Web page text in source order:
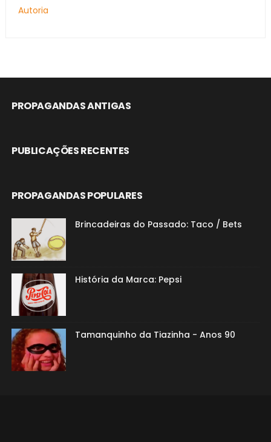
Autoria
PROPAGANDAS ANTIGAS
PUBLICAÇÕES RECENTES
PROPAGANDAS POPULARES
Brincadeiras do Passado: Taco / Bets
História da Marca: Pepsi
Tamanquinho da Tiazinha - Anos 90